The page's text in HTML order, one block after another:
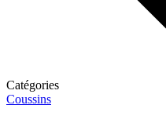
Catégories
Coussins